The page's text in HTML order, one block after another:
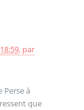
, par
Perse à
que